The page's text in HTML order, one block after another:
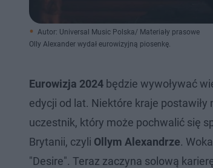
Autor: Universal Music Polska/ Materiały prasowe
Olly Alexander wydał eurowizyjną piosenkę.
Eurowizja 2024 będzie wywoływać
edycji od lat. Niektóre kraje
uczestnik, który może pochwalić się
Brytanii, czyli Ollym Alexandrze.
"Desire". Teraz zaczyna solową